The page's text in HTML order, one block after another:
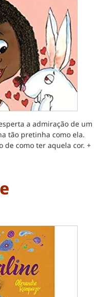
a admiração de um
tão pretinha como ela.
de como ter aquela cor. +